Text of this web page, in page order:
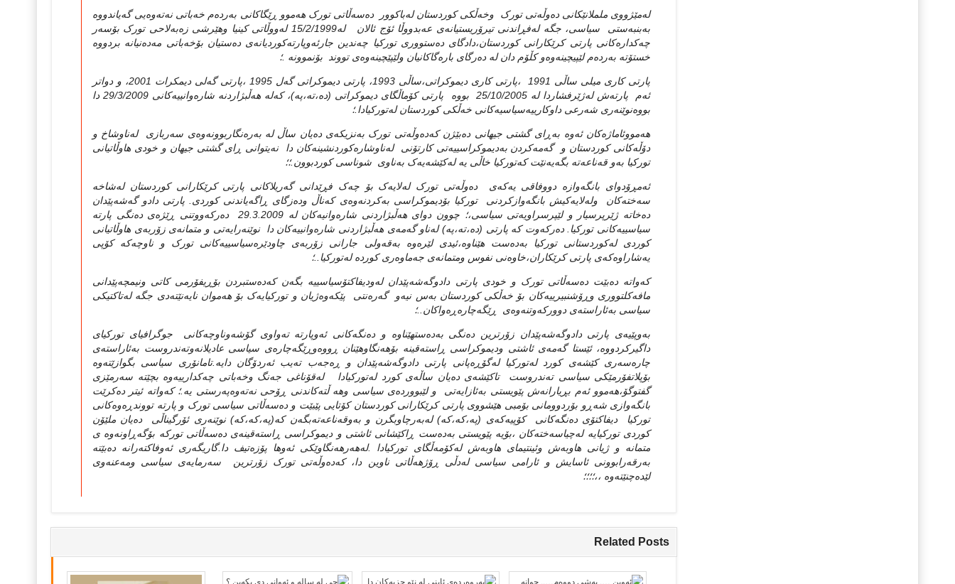
له‌مێژووی ململانێکانی ده‌وڵه‌تی تورک وخه‌ڵکی کوردستان له‌باکوور ده‌سه‌ڵاتی تورک هه‌موو ڕێگاکانی به‌رده‌م خه‌باتی نه‌ته‌وه‌یی گه‌یاندووه‌
به‌بنبه‌ستی سیاسی، جگه‌ له‌فڕاندنی تیرۆریستیانه‌ی عه‌بدووڵا ئۆج ئالان له‌15/2/1999 له‌ووڵاتی کینیا وهێرشی زه‌به‌لاحی تورک بۆسه‌ر
‌چه‌کداره‌کانی پارتی کرێکارانی کوردستان،دادگای ده‌ستووری تورکیا چه‌ندین جارئه‌وپارته‌کوردیانه‌ی ده‌ستیان بۆخه‌باتی مه‌ده‌نیانه‌ بردووه‌
خستۆته‌ به‌رده‌م لێپیچینه‌وه‌و کڵۆم دان له‌ ده‌رگای باره‌گاکانیان ولێپێچینه‌وه‌ی تووند بۆنموونه‌ .؛
پارتی کاری میلی ساڵی 1991 ،پارتی کاری دیموکراتی،ساڵی 1993، پارتی دیموکراتی گه‌ل 1995 ،پارتی گه‌لی دیمکرات 2001، و دواتر
ئه‌م پارته‌ش له‌ژێرفشاردا له‌ 25/10/2005 بووه‌ پارتی کۆماڵگای دیموکراتی (ده‌،ته‌،په‌)، که‌له‌ هه‌ڵبژاردنه‌ شاره‌وانییه‌کانی 29/3/2009 دا
بووه‌نوێنه‌ری شه‌رعی داوکارییه‌سیاسیه‌کانی خه‌ڵکی کوردستان له‌تورکیادا.؛
هه‌مووئاماژه‌کان ئه‌وه‌ به‌ڕای گشتی جیهانی ده‌بێژن که‌ده‌وڵه‌تی تورک به‌نزیکه‌ی ده‌یان ساڵ له‌ به‌ره‌نگاربوونه‌وه‌ی سه‌ربازی له‌ناوشاخ و
دۆڵه‌کانی کوردستان و گه‌مه‌کردن به‌دیموکراسییه‌تی کارتۆنی له‌ناوشاره‌کوردنشینه‌کان دا نه‌یتوانی ڕای گشتی جیهان و خودی هاوڵاتیانی
تورکیا به‌و قه‌ناعه‌ته‌ بگه‌یه‌نێت که‌تورکیا خاڵی یه‌ له‌کێشه‌یه‌ک به‌ناوی شوناسی کوردبوون.؛؛
ئه‌مڕۆدوای بانگه‌وازه‌ دووفاقی یه‌که‌ی ده‌وڵه‌تی تورک له‌لایه‌ک بۆ چه‌ک فڕێدانی گه‌ریلاکانی پارتی کرێکارانی کوردستان له‌شاخه‌
سه‌خته‌کان وله‌لایه‌کیش بانگه‌وازکردنی تورکیا بۆدیموکراسی به‌کردنه‌وه‌ی که‌ناڵ وده‌زگای ڕاگه‌یاندنی کوردی. پارتی دادو گه‌شه‌پێدان
ده‌خاته‌ ژێرپرسیار و لێپرسراویه‌تی سیاسی،؛ چوون دوای هه‌ڵبژاردنی شاره‌وانیه‌کان له‌ 29.3.2009 ده‌رکه‌ووتنی ڕێژه‌ی ده‌نگی پارته‌
سیاسییه‌کانی تورکیا. ده‌رکه‌وت که‌ پارتی (ده‌،ته‌،په‌) له‌ناو گه‌مه‌ی هه‌ڵبژاردنی شاره‌وانییه‌کان دا نوێنه‌رایه‌تی و متمانه‌ی زۆربه‌ی هاوڵاتیانی
کوردی له‌کوردستانی تورکیا به‌ده‌ست هێناوه‌،ئیدی لێره‌وه‌ به‌قه‌ولی جارانی زۆربه‌ی چاودێره‌سیاسییه‌کانی تورک و ناوچه‌که‌ کۆپی
یه‌شاراوه‌که‌ی پارتی کرێکاران،خاوه‌نی نفوس ومتمانه‌ی جه‌ماوه‌ری کورده‌ له‌تورکیا..؛
که‌واته‌ ده‌بێت ده‌سه‌ڵاتی تورک و خودی پارتی دادوگه‌شه‌پێدان له‌ودیفاکتۆسیاسییه‌ بگه‌ن که‌ده‌ستبردن بۆڕیفۆرمی کاتی ونیمچه‌پێدانی
مافه‌کلتووری وڕۆشنبیرییه‌کان بۆ خه‌ڵکی کوردستان به‌س نیه‌و گه‌ره‌نتی پێکه‌وه‌ژیان و تورکیایه‌ک بۆ هه‌موان نایه‌نێته‌دی جگه‌ له‌تاکتیکی
سیاسی به‌ئاراسته‌ی دوورکه‌وتنه‌وه‌ی ڕێگه‌چاره‌ڕه‌واکان..؛
به‌وپێیه‌ی پارتی دادوگه‌شه‌پێدان زۆرترین ده‌نگی به‌ده‌ستهێناوه‌ و ده‌نگه‌کانی ئه‌وپارته‌ ته‌واوی گۆشه‌وناوچه‌کانی جوگرافیای تورکیای
داگیرکردووه‌، ئێستا گه‌مه‌ی ئاشتی ودیموکراسی ڕاسته‌قینه‌ بۆهه‌نگاوهێنان ڕووه‌وڕێگه‌چاره‌ی سیاسی عادیلانه‌وته‌ندروست به‌ئاراسته‌ی
چاره‌سه‌ری کێشه‌ی کورد له‌تورکیا له‌گۆڕه‌پانی پارتی دادوگه‌شه‌پێدان و ڕه‌جه‌ب ته‌یب ئه‌ردۆگان دایه‌.تامانۆری سیاسی بگوازێته‌وه‌
بۆپلاتفۆرمێکی سیاسی ته‌ندروست تاکێشه‌ی ده‌یان ساڵه‌ی کورد له‌تورکیادا له‌قۆناغی جه‌نگ وخه‌باتی چه‌کدارییه‌وه‌ بچێته‌ سه‌رمێزی
گفتوگۆ،هه‌موو ئه‌م بڕیارانه‌ش پێویستی به‌ئازایه‌تی و لێبوورده‌ی سیاسی وهه ڵته‌کاندنی ڕۆحی نه‌ته‌وه‌په‌رستی یه‌.؛ که‌واته‌ ئیتر ده‌کرێت
بانگه‌وازی شه‌ڕو بۆردوومانی بۆمبی هێشووی پارتی کرێکارانی کوردستان کۆتایی پێبێت و ده‌سه‌ڵاتی سیاسی تورک و پارته‌ تووندڕه‌و‌ه‌کانی
تورکیا دیفاکتۆی ده‌نگه‌کانی کۆپیه‌که‌ی (په‌،که‌،که‌) له‌به‌رچاوبگرن و به‌وقه‌ناعه‌ته‌بگه‌ن که‌(په‌،که‌،که‌) نوێنه‌ری ئۆرگیناڵی ده‌یان ملێۆن
کوردی تورکیایه‌ له‌چیاسه‌خته‌کان ،بۆیه‌ پێویستی به‌ده‌ست ڕاکێشانی ئاشتی و دیموکراسی ڕاسته‌قینه‌ی ده‌سه‌ڵاتی تورکه‌ بۆگه‌ڕاونه‌وه‌ ی
متمانه‌ و ژیانی هاوبه‌ش وئینتیمای هاوبه‌ش له‌کۆمه‌ڵگای تورکیادا .له‌هه‌رهه‌نگاوێکی ئه‌وها پۆزه‌تیف دا.گاریگه‌ری ئه‌وفاکته‌رانه‌ ده‌بێته‌
به‌رقه‌رابوونی ئاسایش و ئارامی سیاسی له‌دڵی ڕۆژهه‌ڵاتی ناوین دا، که‌ده‌وڵه‌تی تورک زۆرترین سه‌رمایه‌ی سیاسی ومه‌عنه‌وی
لێده‌چنێته‌وه‌ ،،؛؛؛؛‌‌
Related Posts